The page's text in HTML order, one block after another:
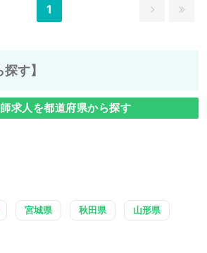
1
す】
求人を都道府県から探す
宮城県 秋田県 山形県